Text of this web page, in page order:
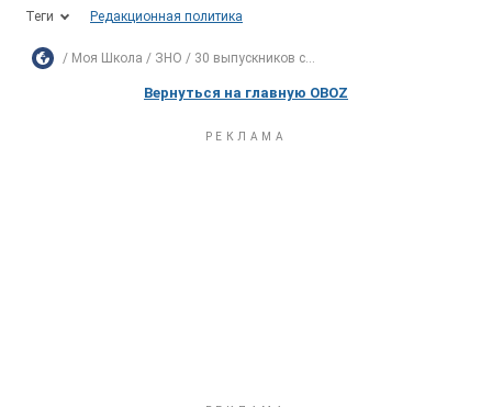
Теги Редакционная политика
Моя Школа ЗНО 30 выпускников с...
Вернуться на главную OBOZ